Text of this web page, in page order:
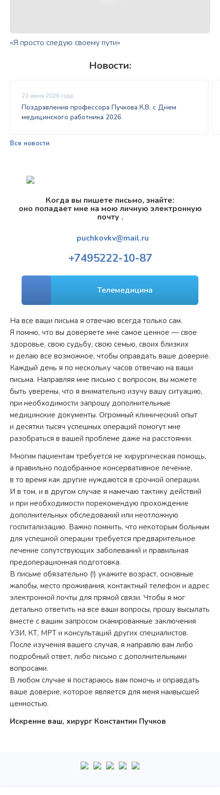
«Я просто следую своему пути»
Новости:
22 июня 2026 года
Поздравления профессора Пучкова К.В. с Днем
медицинского работника 2026
Все новости
Когда вы пишете письмо, знайте:
оно попадает мне на мою личную электронную
почту .
puchkovkv@mail.ru
+7495222-10-87
Телемедицина
На все ваши письма я отвечаю всегда только сам.
Я помню, что вы доверяете мне самое ценное — свое
здоровье, свою судьбу, свою семью, своих близких
и делаю все возможное, чтобы оправдать ваше доверие.
Каждый день я по нескольку часов отвечаю на ваши
письма. Направляя мне письмо с вопросом, вы можете
быть уверены, что я внимательно изучу вашу ситуацию,
при необходимости запрошу дополнительные
медицинские документы. Огромный клинический опыт
и десятки тысяч успешных операций помогут мне
разобраться в вашей проблеме даже на расстоянии.
Многим пациентам требуется не хирургическая помощь,
а правильно подобранное консервативное лечение,
в то время как другие нуждаются в срочной операции.
И в том, и в другом случае я намечаю тактику действий
и при необходимости порекомендую прохождение
дополнительных обследований или неотложную
госпитализацию. Важно помнить, что некоторым больным
для успешной операции требуется предварительное
лечение сопутствующих заболеваний и правильная
предоперационная подготовка.
В письме обязательно (!) укажите возраст, основные
жалобы, место проживания, контактный телефон и адрес
электронной почты для прямой связи. Чтобы я мог
детально ответить на все ваши вопросы, прошу высылать
вместе с вашим запросом сканированные заключения
УЗИ, КТ, МРТ и консультаций других специалистов.
После изучения вашего случая, я направлю вам либо
подробный ответ, либо письмо с дополнительными
вопросами.
В любом случае я постараюсь вам помочь и оправдать
ваше доверие, которое является для меня наивысшей
ценностью.
Искренне ваш, хирург Константин Пучков